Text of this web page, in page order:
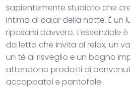
sapientemente studiato che
intima al calar della notte. È un
riposarsi davvero. L’essenziale
da letto che invita al relax, un
un tè al risveglio e un bagno
attendono prodotti di
accappatoi e pantofole.